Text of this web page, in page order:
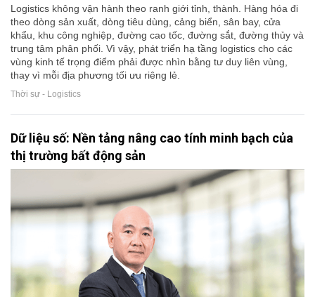
Logistics không vận hành theo ranh giới tỉnh, thành. Hàng hóa đi
theo dòng sản xuất, dòng tiêu dùng, cảng biển, sân bay, cửa
khẩu, khu công nghiệp, đường cao tốc, đường sắt, đường thủy và
trung tâm phân phối. Vì vậy, phát triển hạ tầng logistics cho các
vùng kinh tế trọng điểm phải được nhìn bằng tư duy liên vùng,
thay vì mỗi địa phương tối ưu riêng lẻ.
Thời sự - Logistics
Dữ liệu số: Nền tảng nâng cao tính minh bạch của
thị trường bất động sản